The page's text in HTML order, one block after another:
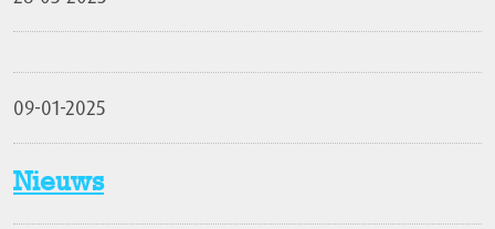
09-01-2025
Nieuws